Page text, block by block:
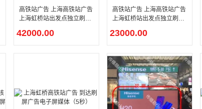
高铁站广告 上海高铁站广告
上海虹桥站出发点独立刷屏
42000.00
高铁站广告 上海高铁站广告
上海虹桥站出发点独立刷屏
23000.00